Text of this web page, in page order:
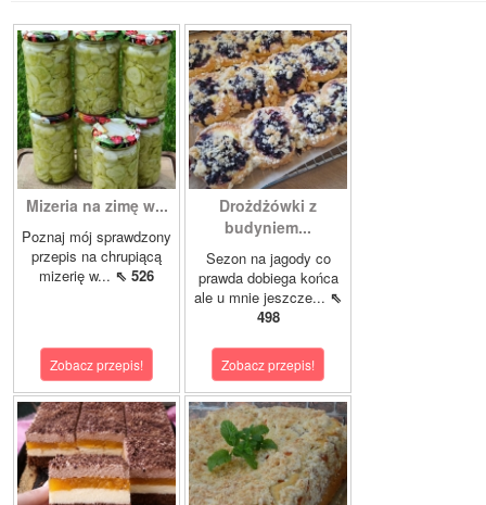
Mizeria na zimę w...
Poznaj mój sprawdzony
przepis na chrupiącą
mizerię w... ⇖ 526
Zobacz przepis!
Drożdżówki z
budyniem...
Sezon na jagody co
prawda dobiega końca
ale u mnie jeszcze... ⇖
498
Zobacz przepis!